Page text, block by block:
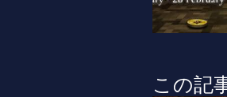
この記